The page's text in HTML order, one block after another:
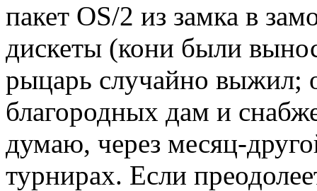
пакет OS/2 из замка в
дискеты (кони были
рыцарь случайно выжил;
благородных дам и
думаю, через месяц-
турнирах. Если